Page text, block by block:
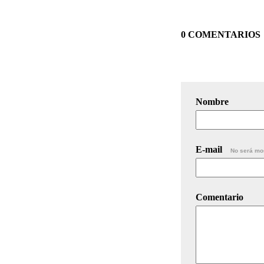
0 COMENTARIOS
Nombre
E-mail No será
Comentario